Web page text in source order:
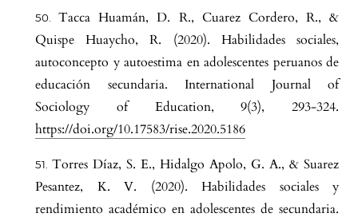
Tacca Huamán, D. R., Cuarez Cordero, R., &
Quispe Huaycho, R. (2020). Habilidades sociales,
autoconcepto y autoestima en adolescentes peruanos de
educación secundaria. International Journal of
Sociology of Education, 9(3), 293-324.
https://doi.org/10.17583/rise.2020.5186
Torres Díaz, S. E., Hidalgo Apolo, G. A., & Suarez
Pesantez, K. V. (2020). Habilidades sociales y
rendimiento académico en adolescentes de secundaria.